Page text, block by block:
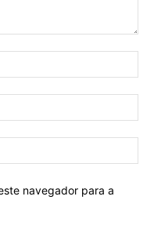
navegador para a